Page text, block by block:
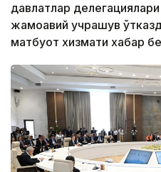
давлатлар
жамоавий учрашув
матбуот хизмати хабар